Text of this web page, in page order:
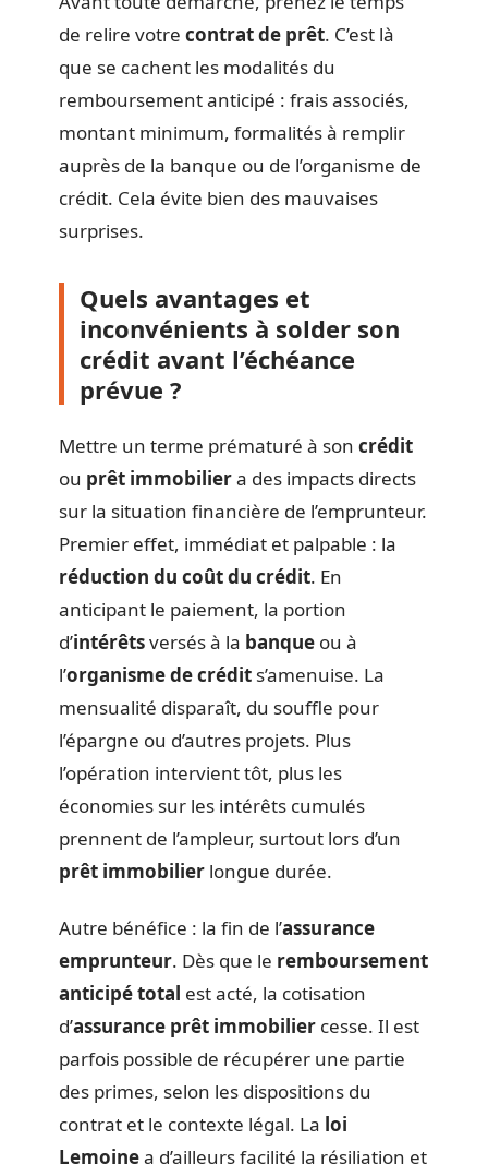
de relire votre contrat de prêt. C’est là
que se cachent les modalités du
remboursement anticipé : frais associés,
montant minimum, formalités à remplir
auprès de la banque ou de l’organisme de
crédit. Cela évite bien des mauvaises
surprises.
Quels avantages et
inconvénients à solder son
crédit avant l’échéance
prévue ?
Mettre un terme prématuré à son crédit
ou prêt immobiliera des impacts directs
sur la situation financière de l’emprunteur.
Premier effet, immédiat et palpable : la
réduction du coût du crédit. En
anticipant le paiement, la portion
d’intérêtsversés à la banque ou à
l’organisme de crédit s’amenuise. La
mensualité disparaît, du souffle pour
l’épargne ou d’autres projets. Plus
l’opération intervient tôt, plus les
économies sur les intérêts cumulés
prennent de l’ampleur, surtout lors d’un
prêt immobilier longue durée.
Autre bénéfice : la fin de l’assurance
emprunteur. Dès que le remboursement
anticipé total est acté, la cotisation
d’assurance prêt immobilier cesse. Il est
parfois possible de récupérer une partie
des primes, selon les dispositions du
contrat et le contexte légal. La loi
Lemoinea d’ailleurs facilité la résiliation et